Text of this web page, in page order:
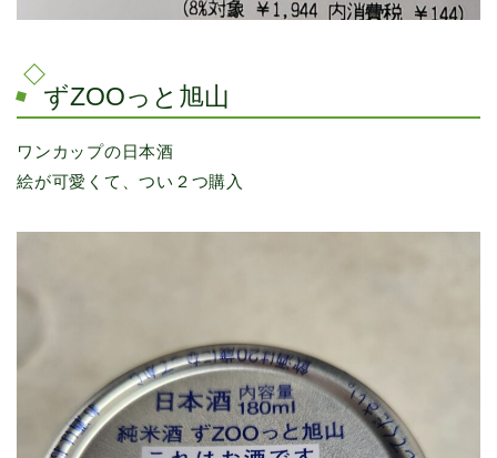
ずZOOっと旭山
ワンカップの日本酒
絵が可愛くて、つい２つ購入